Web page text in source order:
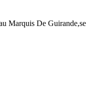
Marquis De Guirande,se